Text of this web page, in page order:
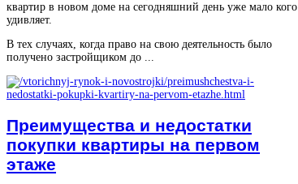
квартир в новом доме на сегодняшний день уже мало кого
удивляет.
В тех случаях, когда право на свою деятельность было
получено застройщиком до ...
Преимущества и недостатки
покупки квартиры на первом
этаже